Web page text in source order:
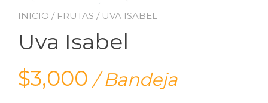
INICIO / FRUTAS / UVA ISABEL
Uva Isabel
$3,000 / Bandeja